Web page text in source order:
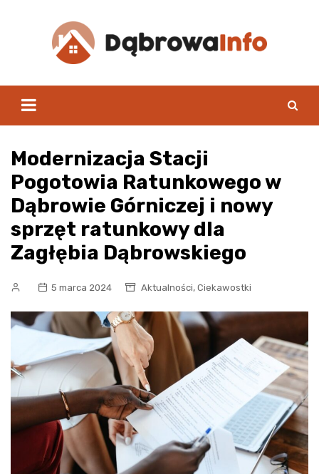
Modernizacja Stacji
Pogotowia Ratunkowego w
Dąbrowie Górniczej i nowy
sprzęt ratunkowy dla
Zagłębia Dąbrowskiego
5 marca 2024 Aktualności, Ciekawostki